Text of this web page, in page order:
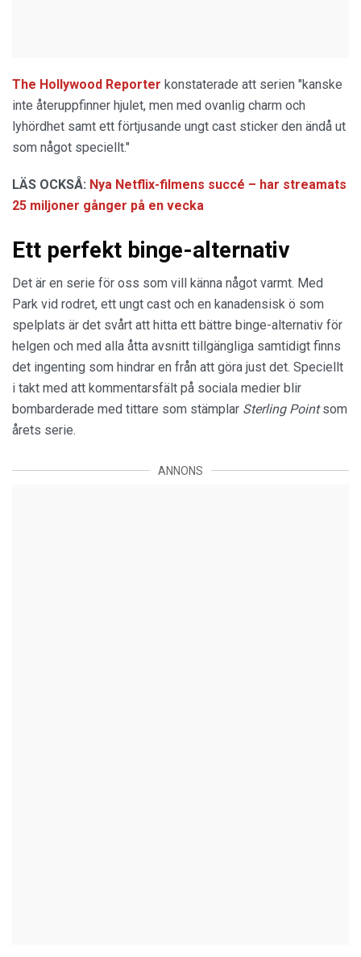
The Hollywood Reporter konstaterade att serien "kanske
inte återuppfinner hjulet, men med ovanlig charm och
lyhördhet samt ett förtjusande ungt cast sticker den ändå ut
som något speciellt."
LÄS OCKSÅ: Nya Netflix-filmens succé – har streamats
25 miljoner gånger på en vecka
Ett perfekt binge-alternativ
Det är en serie för oss som vill känna något varmt. Med
Park vid rodret, ett ungt cast och en kanadensisk ö som
spelplats är det svårt att hitta ett bättre binge-alternativ för
helgen och med alla åtta avsnitt tillgängliga samtidigt finns
det ingenting som hindrar en från att göra just det. Speciellt
i takt med att kommentarsfält på sociala medier blir
bombarderade med tittare som stämplar Sterling Pointsom
årets serie.
ANNONS